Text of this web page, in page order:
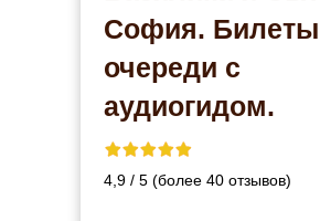
София. Билеты
очереди с
аудиогидом.
4,9 / 5 (более 40 отзывов)